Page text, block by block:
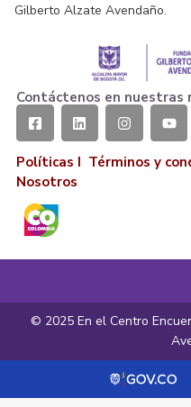
Gilberto Alzate Avendaño.
Contáctenos en nuestras
Políticas I Términos y
Nosotros
© 2025 En el Centro